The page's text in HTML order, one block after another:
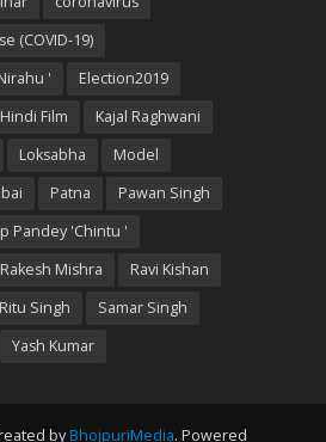
(COVID-19)
'
Election2019
Hindi Film
Kajal Raghwani
Loksabha
Model
Patna
Pawan Singh
Pandey 'Chintu '
Rakesh Mishra
Ravi Kishan
Ritu Singh
Samar Singh
Yash Kumar
by BhojpuriMedia. Powered